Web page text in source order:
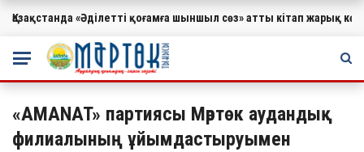
МАҢЫЗДЫ
Қазақстанда «Әділетті қоғамға шыншыл сөз» атты кітап жарық
«AMANAT» партиясы Мәртөк аудандық
филиалының ұйымдастыруымен